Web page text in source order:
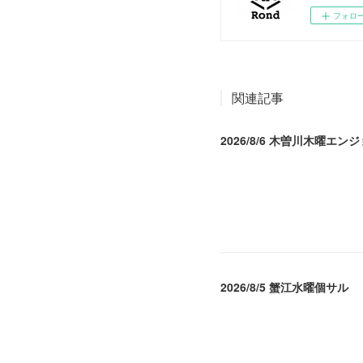
フォロ
関連記事
2026/8/6 木曽川木曜エン
2026/8/5 蟹江水曜個サル